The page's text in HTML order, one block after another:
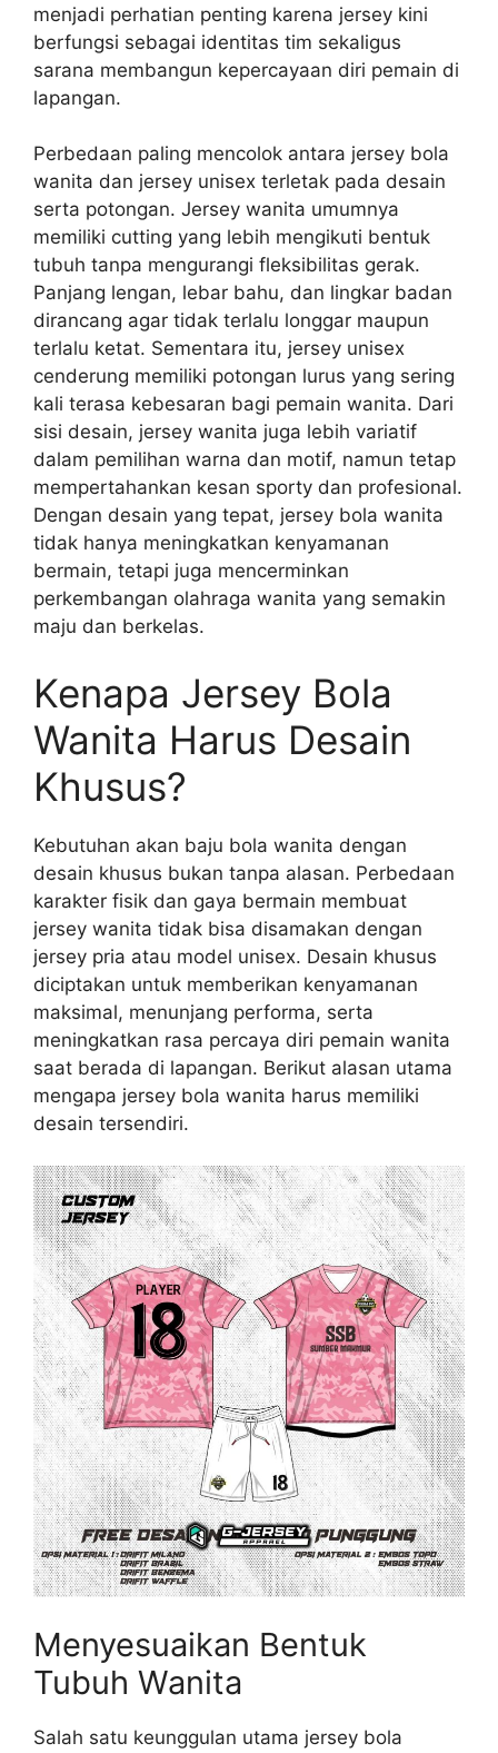
menjadi perhatian penting karena jersey kini
berfungsi sebagai identitas tim sekaligus
sarana membangun kepercayaan diri pemain di
lapangan.
Perbedaan paling mencolok antara jersey bola
wanita dan jersey unisex terletak pada desain
serta potongan. Jersey wanita umumnya
memiliki cutting yang lebih mengikuti bentuk
tubuh tanpa mengurangi fleksibilitas gerak.
Panjang lengan, lebar bahu, dan lingkar badan
dirancang agar tidak terlalu longgar maupun
terlalu ketat. Sementara itu, jersey unisex
cenderung memiliki potongan lurus yang sering
kali terasa kebesaran bagi pemain wanita. Dari
sisi desain, jersey wanita juga lebih variatif
dalam pemilihan warna dan motif, namun tetap
mempertahankan kesan sporty dan profesional.
Dengan desain yang tepat, jersey bola wanita
tidak hanya meningkatkan kenyamanan
bermain, tetapi juga mencerminkan
perkembangan olahraga wanita yang semakin
maju dan berkelas.
Kenapa Jersey Bola
Wanita Harus Desain
Khusus?
Kebutuhan akan baju bola wanita dengan
desain khusus bukan tanpa alasan. Perbedaan
karakter fisik dan gaya bermain membuat
jersey wanita tidak bisa disamakan dengan
jersey pria atau model unisex. Desain khusus
diciptakan untuk memberikan kenyamanan
maksimal, menunjang performa, serta
meningkatkan rasa percaya diri pemain wanita
saat berada di lapangan. Berikut alasan utama
mengapa jersey bola wanita harus memiliki
desain tersendiri.
Menyesuaikan Bentuk
Tubuh Wanita
Salah satu keunggulan utama jersey bola